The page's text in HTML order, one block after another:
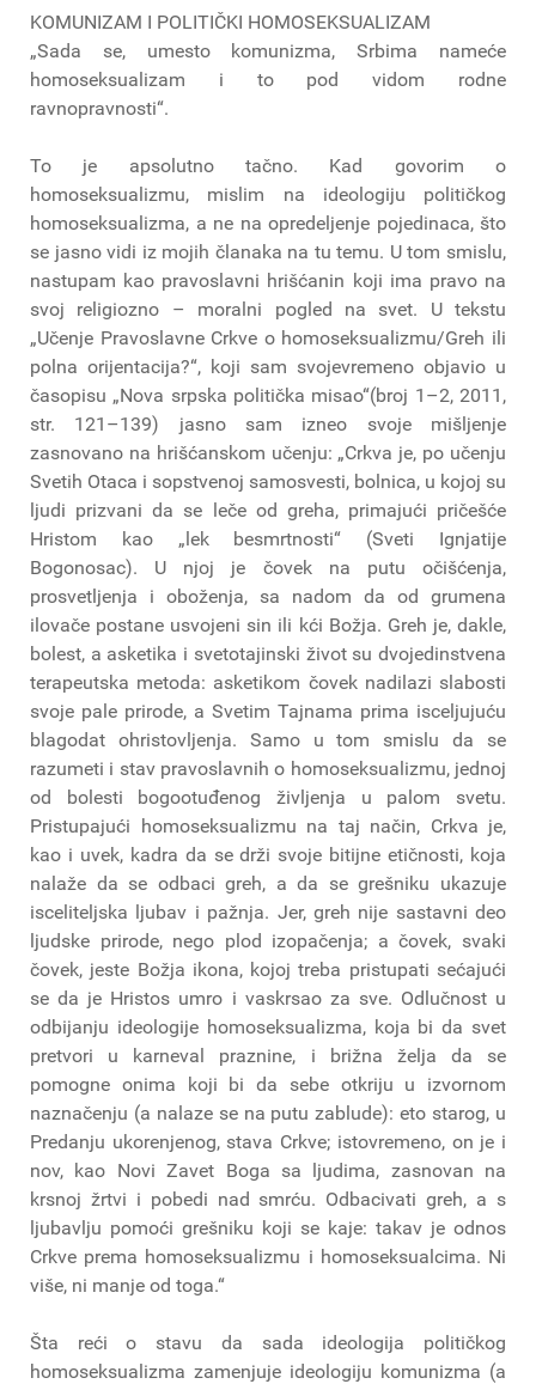
KOMUNIZAM I POLITIČKI HOMOSEKSUALIZAM
„Sada se, umesto komunizma, Srbima nameće
homoseksualizam i to pod vidom rodne
ravnopravnosti“.
To je apsolutno tačno. Kad govorim o
homoseksualizmu, mislim na ideologiju političkog
homoseksualizma, a ne na opredeljenje pojedinaca, što
se jasno vidi iz mojih članaka na tu temu. U tom smislu,
nastupam kao pravoslavni hrišćanin koji ima pravo na
svoj religiozno – moralni pogled na svet. U tekstu
„Učenje Pravoslavne Crkve o homoseksualizmu/Greh ili
polna orijentacija?“, koji sam svojevremeno objavio u
časopisu „Nova srpska politička misao“(broj 1–2, 2011,
str. 121–139) jasno sam izneo svoje mišljenje
zasnovano na hrišćanskom učenju: „Crkva je, po učenju
Svetih Otaca i sopstvenoj samosvesti, bolnica, u kojoj su
ljudi prizvani da se leče od greha, primajući pričešće
Hristom kao „lek besmrtnosti“ (Sveti Ignjatije
Bogonosac). U njoj je čovek na putu očišćenja,
prosvetljenja i oboženja, sa nadom da od grumena
ilovače postane usvojeni sin ili kći Božja. Greh je, dakle,
bolest, a asketika i svetotajinski život su dvojedinstvena
terapeutska metoda: asketikom čovek nadilazi slabosti
svoje pale prirode, a Svetim Tajnama prima isceljujuću
blagodat ohristovljenja. Samo u tom smislu da se
razumeti i stav pravoslavnih o homoseksualizmu, jednoj
od bolesti bogootuđenog življenja u palom svetu.
Pristupajući homoseksualizmu na taj način, Crkva je,
kao i uvek, kadra da se drži svoje bitijne etičnosti, koja
nalaže da se odbaci greh, a da se grešniku ukazuje
isceliteljska ljubav i pažnja. Jer, greh nije sastavni deo
ljudske prirode, nego plod izopačenja; a čovek, svaki
čovek, jeste Božja ikona, kojoj treba pristupati sećajući
se da je Hristos umro i vaskrsao za sve. Odlučnost u
odbijanju ideologije homoseksualizma, koja bi da svet
pretvori u karneval praznine, i brižna želja da se
pomogne onima koji bi da sebe otkriju u izvornom
naznačenju (a nalaze se na putu zablude): eto starog, u
Predanju ukorenjenog, stava Crkve; istovremeno, on je i
nov, kao Novi Zavet Boga sa ljudima, zasnovan na
krsnoj žrtvi i pobedi nad smrću. Odbacivati greh, a s
ljubavlju pomoći grešniku koji se kaje: takav je odnos
Crkve prema homoseksualizmu i homoseksualcima. Ni
više, ni manje od toga.“
Šta reći o stavu da sada ideologija političkog
homoseksualizma zamenjuje ideologiju komunizma (a